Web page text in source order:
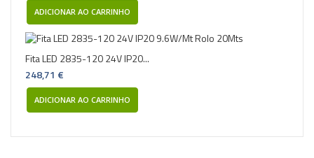
ADICIONAR AO CARRINHO
Fita LED 2835-120 24V IP20...
248,71 €
ADICIONAR AO CARRINHO